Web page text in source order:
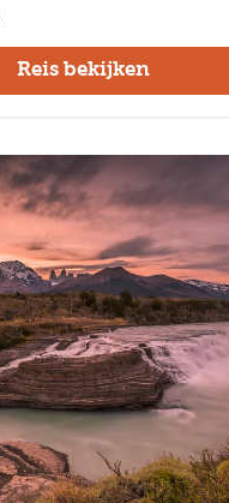
Reis bekijken